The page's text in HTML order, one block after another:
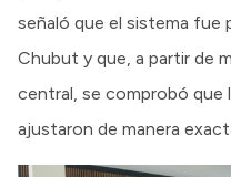
señaló que el sistema fue
Chubut y que, a partir de
central, se comprobó que
ajustaron de manera